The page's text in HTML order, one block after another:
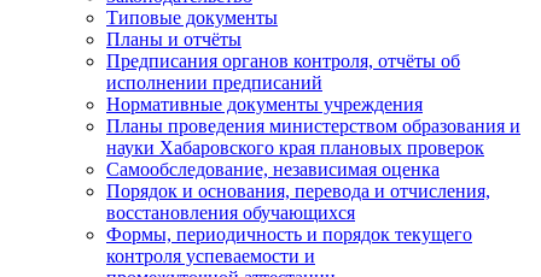
Типовые документы
Планы и отчёты
Предписания органов контроля, отчёты об
исполнении предписаний
Нормативные документы учреждения
Планы проведения министерством образования и
науки Хабаровского края плановых проверок
Самообследование, независимая оценка
Порядок и основания, перевода и отчисления,
восстановления обучающихся
Формы, периодичность и порядок текущего
контроля успеваемости и